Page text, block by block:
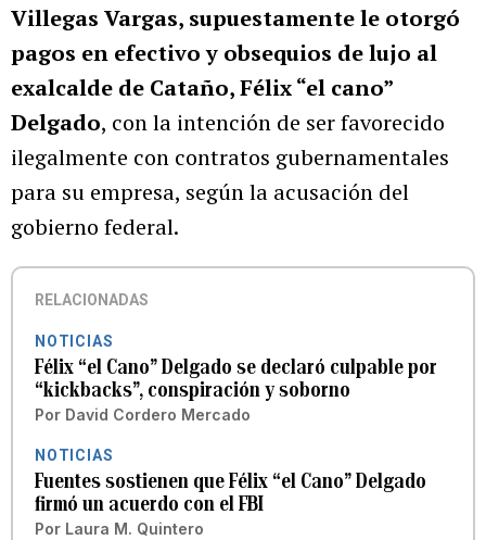
Villegas Vargas, supuestamente le otorgó
pagos en efectivo y obsequios de lujo al
exalcalde de Cataño, Félix “el cano”
Delgado, con la intención de ser favorecido
ilegalmente con contratos gubernamentales
para su empresa, según la acusación del
gobierno federal.
RELACIONADAS
NOTICIAS
Félix “el Cano” Delgado se declaró culpable por
“kickbacks”, conspiración y soborno
Por David Cordero Mercado
NOTICIAS
Fuentes sostienen que Félix “el Cano” Delgado
firmó un acuerdo con el FBI
Por Laura M. Quintero